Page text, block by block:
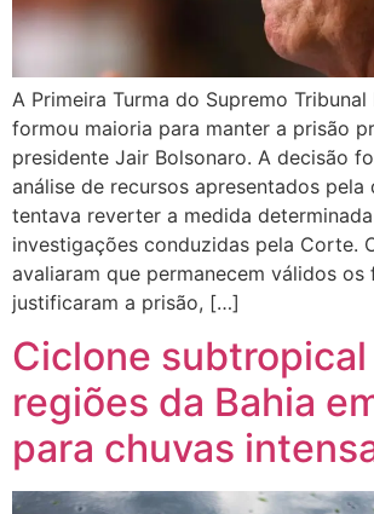
A Primeira Turma do Supremo Tribunal
formou maioria para manter a prisão
presidente Jair Bolsonaro. A decisão
análise de recursos apresentados pela
tentava reverter a medida
investigações conduzidas pela Corte.
avaliaram que permanecem válidos os
justificaram a prisão, […]
Ciclone
regiões da Bahia
para chuvas